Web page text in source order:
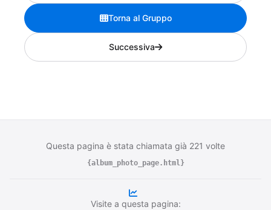
Torna al Gruppo
Successiva
Questa pagina è stata chiamata già 221 volte
{album_photo_page.html}
Visite a questa pagina: